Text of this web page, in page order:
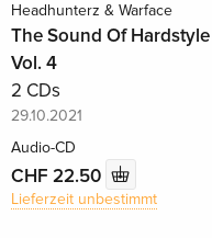
Headhunterz & Warface
The Sound Of Hardstyle
Vol. 4
2 CDs
29.10.2021
Audio-CD
CHF 22.50
Lieferzeit unbestimmt